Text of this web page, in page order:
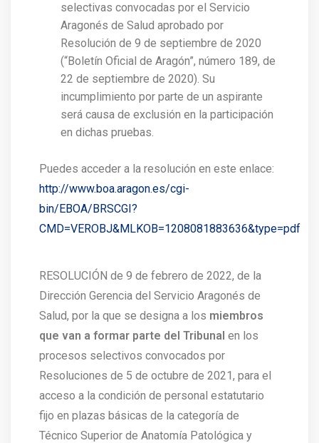
selectivas convocadas por el Servicio
Aragonés de Salud aprobado por
Resolución de 9 de septiembre de 2020
(“Boletín Oficial de Aragón”, número 189, de
22 de septiembre de 2020). Su
incumplimiento por parte de un aspirante
será causa de exclusión en la participación
en dichas pruebas.
Puedes acceder a la resolución en este enlace:
http://www.boa.aragon.es/cgi-
bin/EBOA/BRSCGI?
CMD=VEROBJ&MLKOB=1208081883636&type=pdf
RESOLUCIÓN de 9 de febrero de 2022, de la
Dirección Gerencia del Servicio Aragonés de
Salud, por la que se designa a los miembros
que van a formar parte del Tribunal en los
procesos selectivos convocados por
Resoluciones de 5 de octubre de 2021, para el
acceso a la condición de personal estatutario
fijo en plazas básicas de la categoría de
Técnico Superior de Anatomía Patológica y